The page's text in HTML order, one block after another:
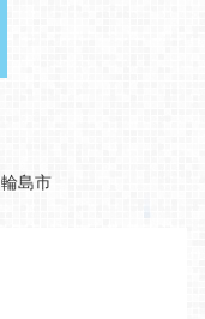
輪島市